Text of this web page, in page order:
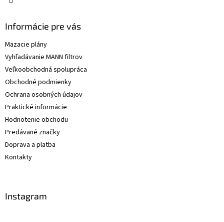
Informácie pre vás
Mazacie plány
Vyhľadávanie MANN filtrov
Veľkoobchodná spolupráca
Obchodné podmienky
Ochrana osobných údajov
Praktické informácie
Hodnotenie obchodu
Predávané značky
Doprava a platba
Kontakty
Instagram